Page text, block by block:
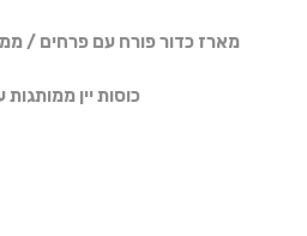
מארז כדור פורח עם פרחים /
כוסות יין